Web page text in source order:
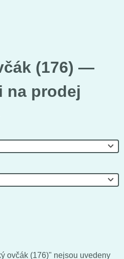
(176) —
na prodej
ovčák (176)" nejsou uvedeny